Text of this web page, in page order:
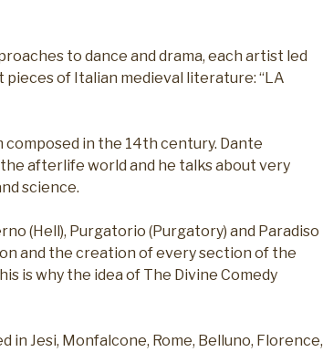
to dance and drama, each artist led
of Italian medieval literature: “LA
composed in the 14th century. Dante
afterlife world and he talks about very
science.
(Hell), Purgatorio (Purgatory) and Paradiso
and the creation of every section of the
is why the idea of ​​The Divine Comedy
Jesi, Monfalcone, Rome, Belluno, Florence,